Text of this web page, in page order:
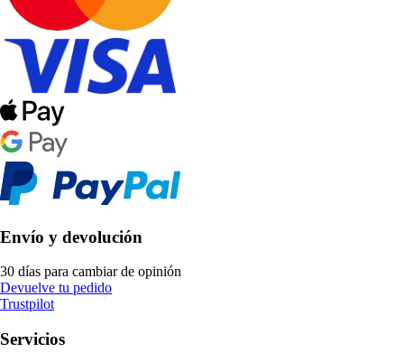
Envío y devolución
30 días para cambiar de opinión
Devuelve tu pedido
Trustpilot
Servicios